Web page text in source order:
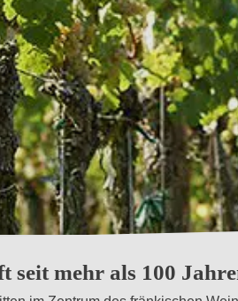
seit mehr als 100
Wein Sie suchen – ob nach
Region, Winzer oder anderen